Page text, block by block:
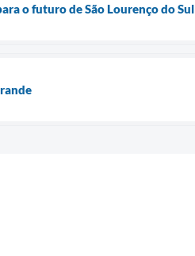
o futuro de São Lourenço do Sul